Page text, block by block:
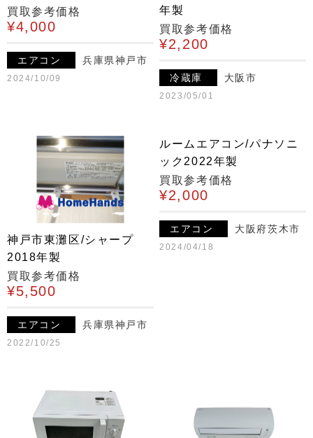
買取参考価格
¥4,000
エアコン 兵庫県神戸市
2024/10/09
年製
買取参考価格
¥2,200
冷蔵庫 大阪市
2023/05/01
神戸市東灘区/シャープ
2018年製
買取参考価格
¥5,500
エアコン 兵庫県神戸市
2022/10/25
ルームエアコン/パナソニ
ック2022年製
買取参考価格
¥2,000
エアコン 大阪府茨木市
2024/04/18